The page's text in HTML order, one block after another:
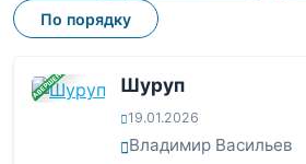
По порядку
ЗАВЕРШЕНА Шуруп
19.01.2026
Владимир Васильев